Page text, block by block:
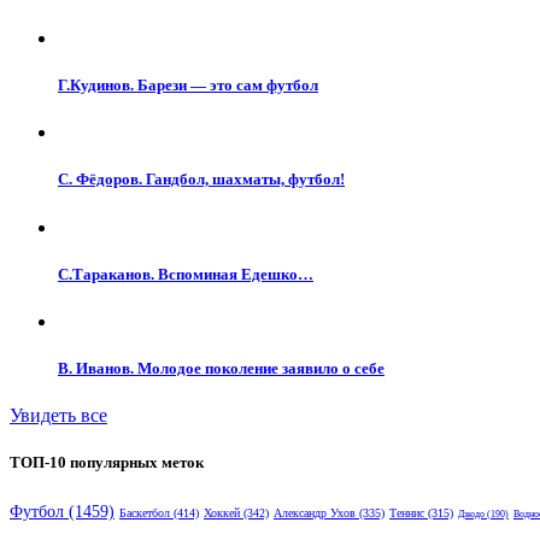
Г.Кудинов. Барези — это сам футбол
С. Фёдоров. Гандбол, шахматы, футбол!
С.Тараканов. Вспоминая Едешко…
В. Иванов. Молодое поколение заявило о себе
Увидеть все
ТОП-10 популярных меток
Футбол (1459) Баскетбол (414) Хоккей (342) Александр Ухов (335) Теннис (315) Дзюдо (190)